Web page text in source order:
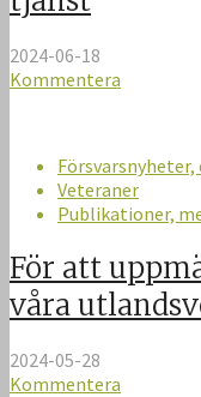
2024-06-18
Kommentera
Veteraner
Publikationer,
För att
våra
2024-05-28
Kommentera